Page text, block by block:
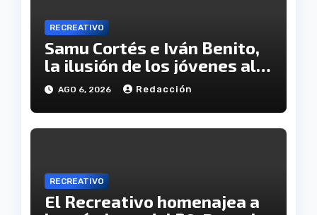
RECREATIVO
Samu Cortés e Iván Benito,
la ilusión de los jóvenes al
servicio del Decano
AGO 6, 2026 Redacción
RECREATIVO
El Recreativo homenajea a